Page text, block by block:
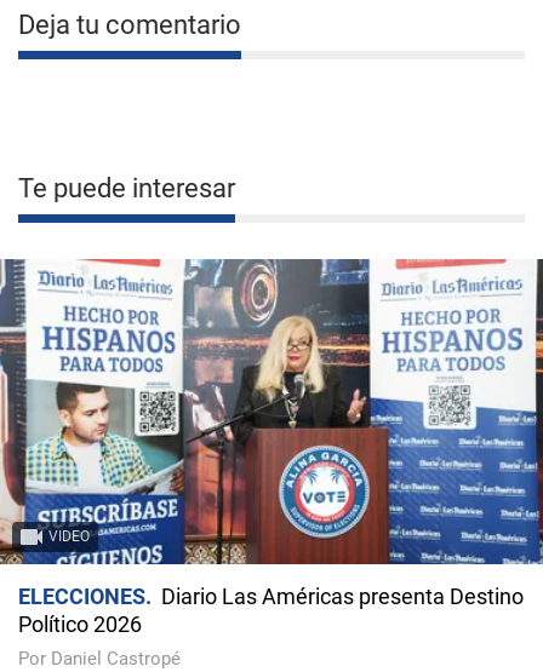
Deja tu comentario
Te puede interesar
VIDEO
ELECCIONES
Diario Las Américas presenta Destino
Político 2026
Por Daniel Castropé